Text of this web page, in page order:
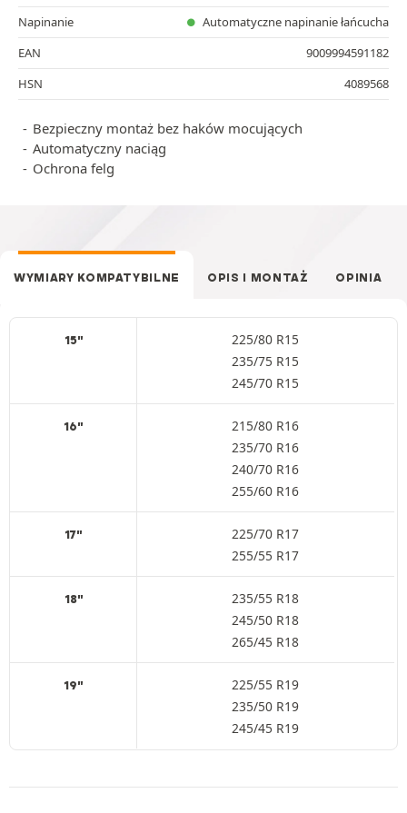
Napinanie
Automatyczne napinanie łańcucha
EAN
9009994591182
HSN
4089568
Bezpieczny montaż bez haków mocujących
Automatyczny naciąg
Ochrona felg
WYMIARY KOMPATYBILNE OPIS I MONTAŻ OPINIA
15"
225/80 R15
235/75 R15
245/70 R15
16"
215/80 R16
235/70 R16
240/70 R16
255/60 R16
17"
225/70 R17
255/55 R17
18"
235/55 R18
245/50 R18
265/45 R18
19"
225/55 R19
235/50 R19
245/45 R19